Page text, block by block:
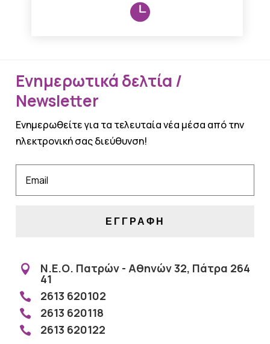

Ενημερωτικά δελτία /
Newsletter
Ενημερωθείτε για τα τελευταία νέα μέσα από την
ηλεκτρονική σας διεύθυνση!
ΕΓΓΡΑΦΗ
 Ν.Ε.Ο. Πατρών - Αθηνών 32, Πάτρα 264
41
 2613 620102
 2613 620118

2613 620122